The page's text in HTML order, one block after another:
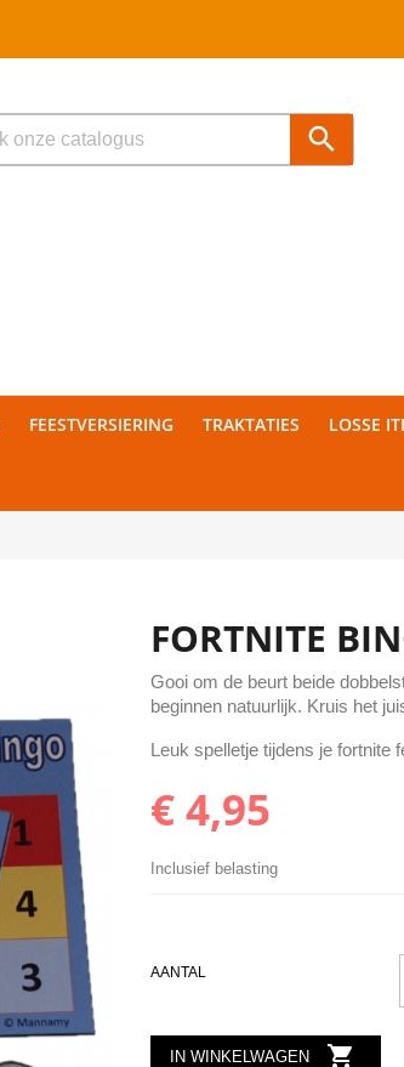

FEESTVERSIERING TRAKTATIES LOSSE
FORTNITE
Gooi om de beurt beide
beginnen natuurlijk. Kruis het
Leuk spelletje tijdens je fortnite
€ 4,95
Inclusief belasting
AANTAL
IN WINKELWAGEN
